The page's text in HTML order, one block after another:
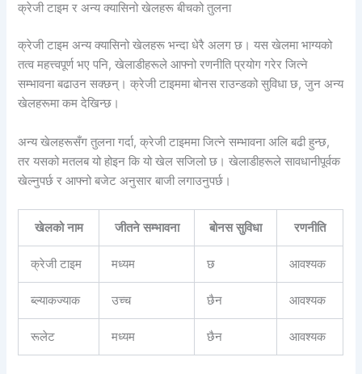
क्रेजी टाइम र अन्य क्यासिनो खेलहरू बीचको तुलना
क्रेजी टाइम अन्य क्यासिनो खेलहरू भन्दा धेरै अलग छ। यस खेलमा भाग्यको
तत्व महत्त्वपूर्ण भए पनि, खेलाडीहरूले आफ्नो रणनीति प्रयोग गरेर जित्ने
सम्भावना बढाउन सक्छन्। क्रेजी टाइममा बोनस राउन्डको सुविधा छ, जुन अन्य
खेलहरूमा कम देखिन्छ।
अन्य खेलहरूसँग तुलना गर्दा, क्रेजी टाइममा जित्ने सम्भावना अलि बढी हुन्छ,
तर यसको मतलब यो होइन कि यो खेल सजिलो छ। खेलाडीहरूले सावधानीपूर्वक
खेल्नुपर्छ र आफ्नो बजेट अनुसार बाजी लगाउनुपर्छ।
खेलको नाम जीतने सम्भावना बोनस सुविधा रणनीति
क्रेजी टाइम मध्यम छ आवश्यक
ब्ल्याकज्याक उच्च छैन आवश्यक
रूलेट मध्यम छैन आवश्यक